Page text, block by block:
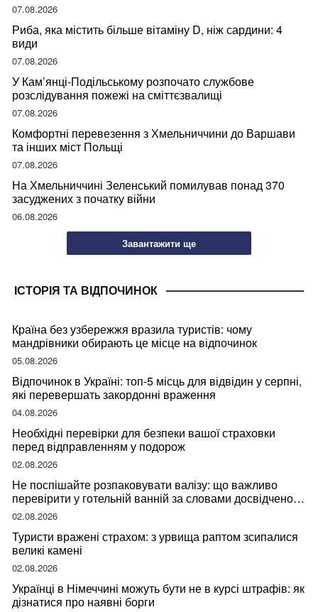
07.08.2026
Риба, яка містить більше вітаміну D, ніж сардини: 4
види
07.08.2026
У Кам’янці-Подільському розпочато службове
розслідування пожежі на сміттєзвалищі
07.08.2026
Комфортні перевезення з Хмельниччини до Варшави
та інших міст Польщі
07.08.2026
На Хмельниччині Зеленський помилував понад 370
засуджених з початку війни
06.08.2026
Завантажити ще
ІСТОРІЯ ТА ВІДПОЧИНОК
Країна без узбережжя вразила туристів: чому
мандрівники обирають це місце на відпочинок
05.08.2026
Відпочинок в Україні: топ-5 місць для відвідин у серпні,
які перевершать закордонні враження
04.08.2026
Необхідні перевірки для безпеки вашої страховки
перед відправленням у подорож
02.08.2026
Не поспішайте розпаковувати валізу: що важливо
перевірити у готельній ванній за словами досвідченої
мандрівниці
02.08.2026
Туристи вражені страхом: з урвища раптом зсипалися
великі камені
02.08.2026
Українці в Німеччині можуть бути не в курсі штрафів: як
дізнатися про наявні борги